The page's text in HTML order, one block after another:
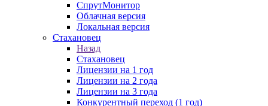
СпрутМонитор
Облачная версия
Локальная версия
Стахановец
Назад
Стахановец
Лицензии на 1 год
Лицензии на 2 года
Лицензии на 3 года
Конкурентный переход (1 год)